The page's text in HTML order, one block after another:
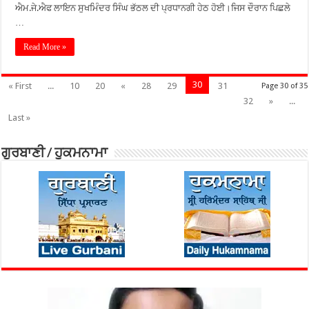
ਐਮ.ਜੇ.ਐਫ ਲਾਇਨ ਸੁਖਮਿੰਦਰ ਸਿੰਘ ਭੱਠਲ ਦੀ ਪ੍ਰਧਾਨਗੀ ਹੇਠ ਹੋਈ।ਜਿਸ ਦੌਰਾਨ ਪਿਛਲੇ
Read More »
Page 30 of 35
« First ... 10 20 « 28 29 30
31
32
»
...
Last »
ਗੁਰਬਾਣੀ / ਹੁਕਮਨਾਮਾ